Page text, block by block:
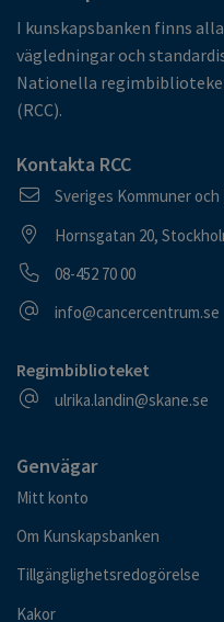
I kunskapsbanken finns
vägledningar och
Nationella
(RCC).
Kontakta RCC
Postadress
Sveriges Kommuner och
Besöksadress
Hornsgatan 20,
Telefonnummer
08-452 70 00
E-postadress
info@cancercentrum.se
Regimbiblioteket
E-postadress
ulrika.landin@skane.se
Genvägar
Mitt konto
Om Kunskapsbanken
Tillgänglighetsredogörelse
Kakor